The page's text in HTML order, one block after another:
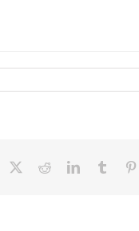
Facebook RedditLinkedInTumblr